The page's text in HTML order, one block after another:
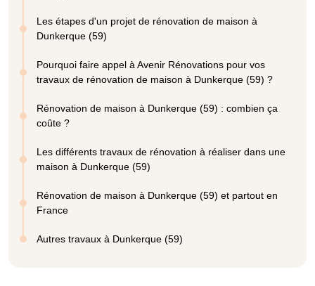
Les étapes d'un projet de rénovation de maison à
Dunkerque (59)
Pourquoi faire appel à Avenir Rénovations pour vos
travaux de rénovation de maison à Dunkerque (59) ?
Rénovation de maison à Dunkerque (59) : combien ça
coûte ?
Les différents travaux de rénovation à réaliser dans une
maison à Dunkerque (59)
Rénovation de maison à Dunkerque (59) et partout en
France
Autres travaux à Dunkerque (59)